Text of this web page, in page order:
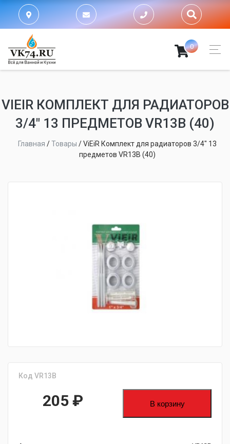
0
VIEIR КОМПЛЕКТ ДЛЯ РАДИАТОРОВ
3/4" 13 ПРЕДМЕТОВ VR13B (40)
Главная /Товары /ViEiR Комплект для радиаторов 3/4" 13
предметов VR13B (40)
Код VR13B
205 ₽ В корзину